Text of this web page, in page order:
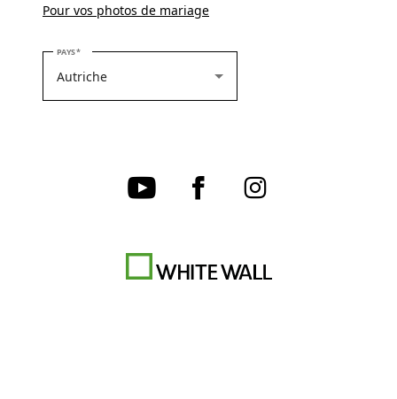
Pour vos photos de mariage
PAYSVEUILLEZ SÉLECTIONNER VOTRE PAYS